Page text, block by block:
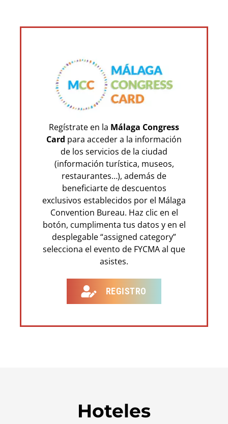
Regístrate en la Málaga Congress
Card para acceder a la información
de los servicios de la ciudad
(información turística, museos,
restaurantes…), además de
beneficiarte de descuentos
exclusivos establecidos por el Málaga
Convention Bureau. Haz clic en el
botón, cumplimenta tus datos y en el
desplegable “assigned category”
selecciona el evento de FYCMA al que
asistes.
REGISTRO
Hoteles